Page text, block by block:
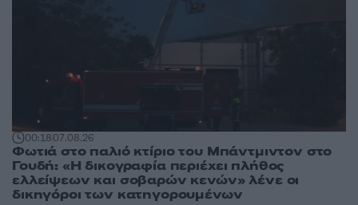
00:1807.08.26
Φωτιά στο παλιό κτίριο του Μπάντμιντον στο
Γουδή: «Η δικογραφία περιέχει πλήθος
ελλείψεων και σοβαρών κενών» λένε οι
δικηγόροι των κατηγορουμένων